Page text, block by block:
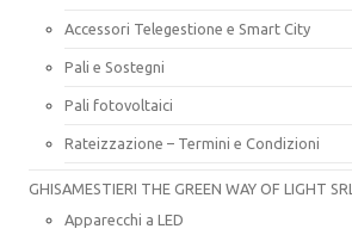
Accessori Telegestione e Smart City
Pali e Sostegni
Pali fotovoltaici
Rateizzazione – Termini e Condizioni
GHISAMESTIERI THE GREEN WAY OF LIGHT SRL
Apparecchi a LED